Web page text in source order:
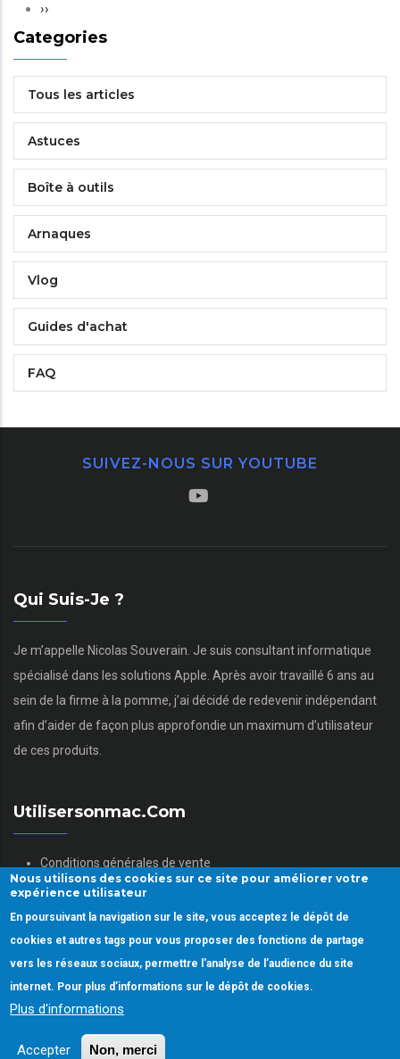
Page
suivante
››
Categories
Tous les articles
Astuces
Boîte à outils
Arnaques
Vlog
Guides d'achat
FAQ
SUIVEZ-NOUS SUR YOUTUBE
Qui Suis-Je ?
Je m’appelle Nicolas Souverain. Je suis consultant informatique
spécialisé dans les solutions Apple. Après avoir travaillé 6 ans au
sein de la firme à la pomme, j’ai décidé de redevenir indépendant
afin d’aider de façon plus approfondie un maximum d’utilisateur
de ces produits.
Utilisersonmac.com
Conditions générales de vente
Mentions légales
Politique des données personnelles
Gestion des Cookies
Copyright © 2022.Utiliser son mac.
Nous utilisons des cookies sur ce site pour améliorer votre
expérience utilisateur
En poursuivant la navigation sur le site, vous acceptez le dépôt de
cookies et autres tags pour vous proposer des fonctions de partage
vers les réseaux sociaux, permettre l'analyse de l’audience du site
internet. Pour plus d’informations sur le dépôt de cookies.
Plus d'informations
Accepter Non, merci